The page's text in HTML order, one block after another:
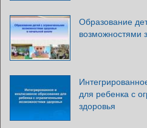
Образование
возможностями
для ребенка с
здоровья